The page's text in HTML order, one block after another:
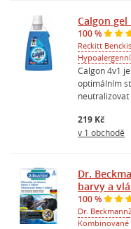
Calgon gel
100 %
Reckitt
Calgon 4v1
optimálním
neutralizovat
219 Kč
v 1 obchodě
Dr.
barvy a
100 %
Dr. Beckmann